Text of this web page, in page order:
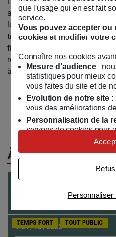
applique les technologies
lui offrent depuis 30 ans la
transformer une représentation
fins purement spectaculaires ou
réinjecter du sens dans le but
à la réalité du monde qui nous
Retrouvez
À (Re)Découvrir
LE CHANT DES FORETS
EXPO TOUT PUBLIC
le01/10/2022
TEMPS FORT TOUT PUBLIC
que l'usage qui en est fait
service.
Vous pouvez accepter ou
cookies et modifier votre
Connaître nos cookies
Mesure d’audience:
statistiques pour mieux
vous faites du site et de
Evolution de notre site:
vous des améliorations
Personnalisation de la
servons de cookies pour
personnaliser nos offres
Univers publicitaire:
publicités personnalisées
Personnaliser